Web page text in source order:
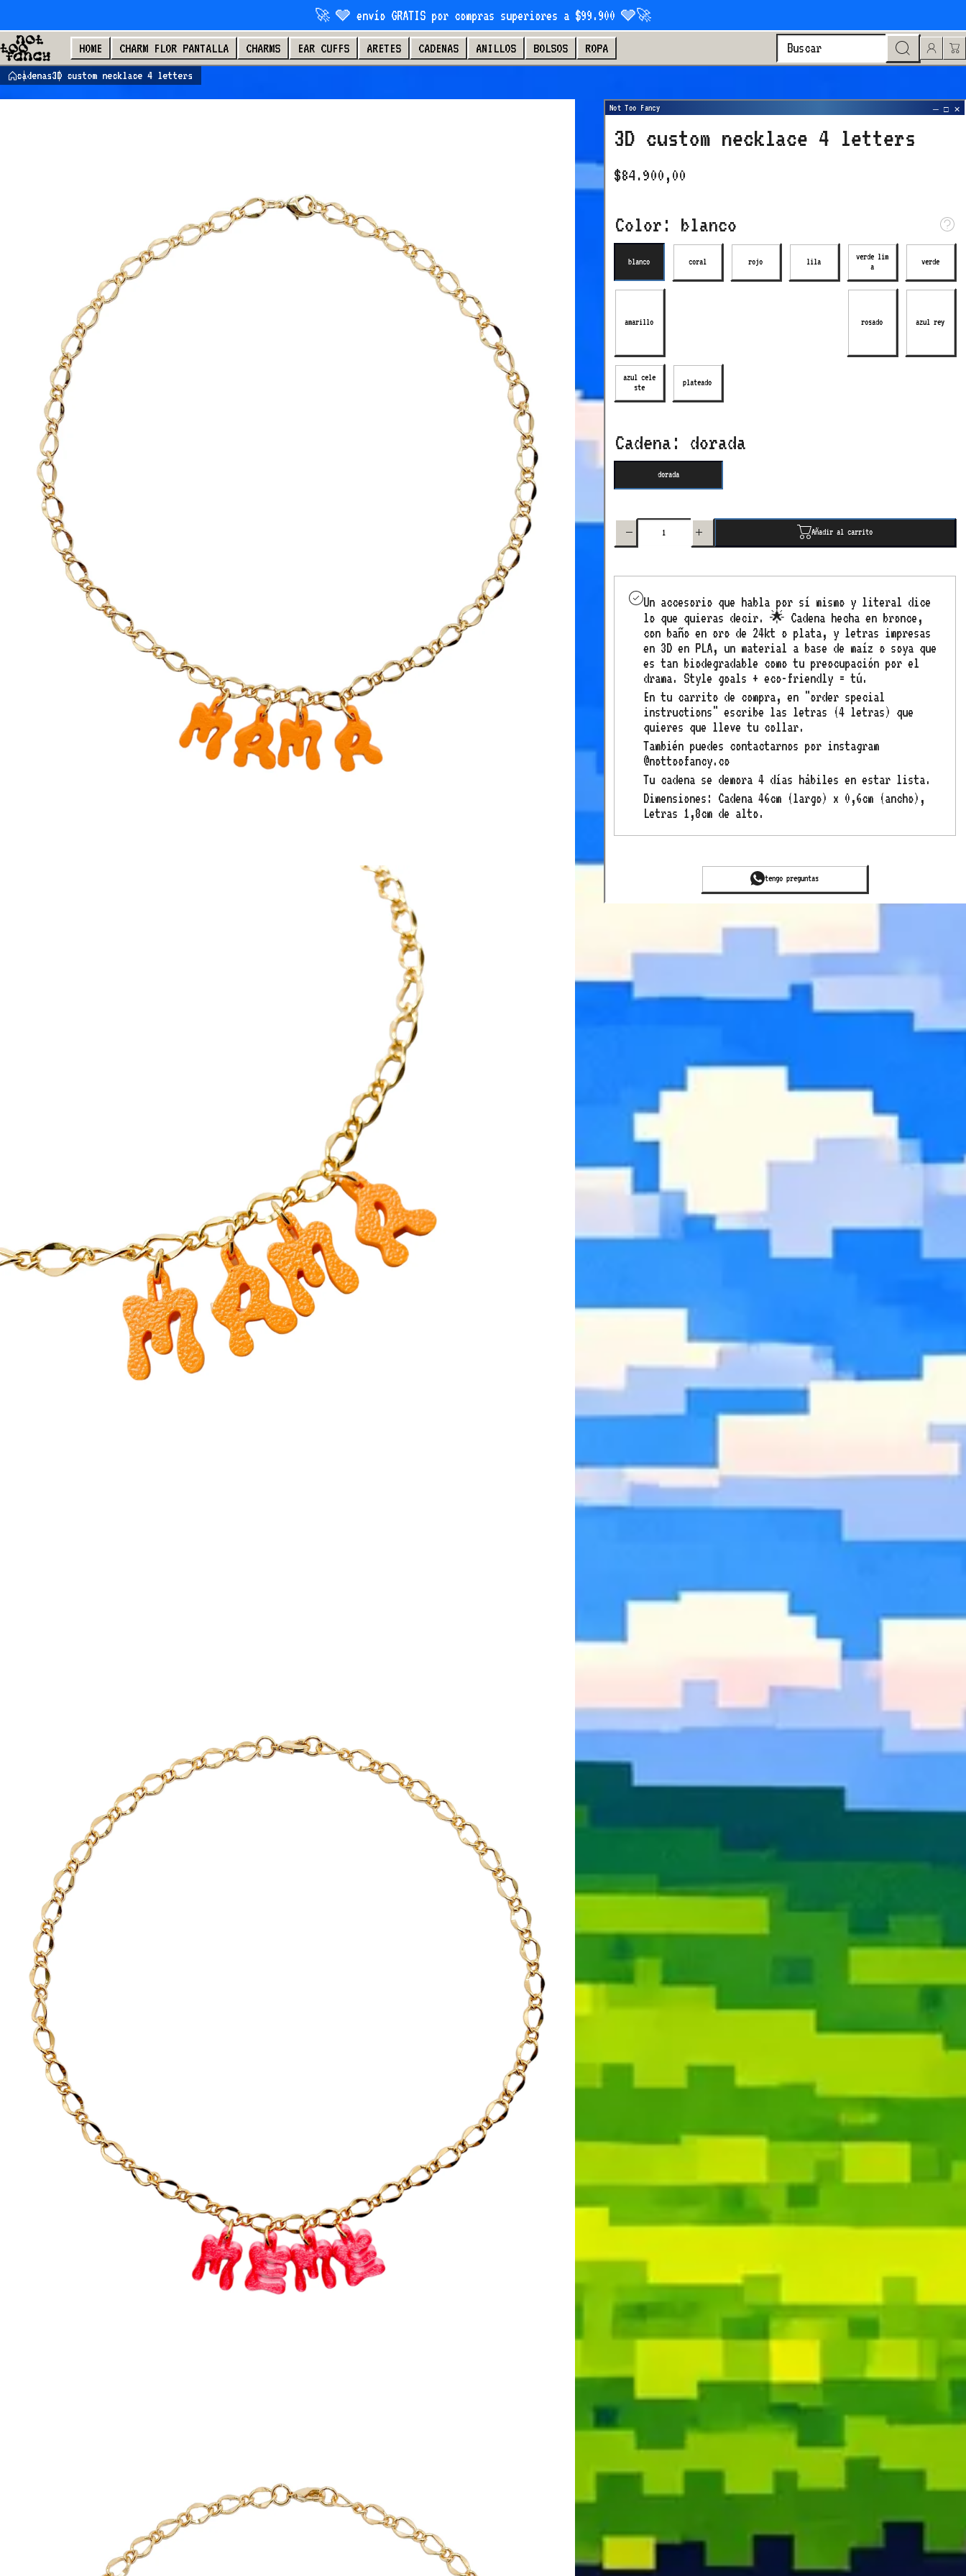
🚀 🩶 envío GRATIS por compras superiores a $99.900 🩶🚀
HOME CHARM FLOR PANTALLA CHARMS EAR CUFFS ARETES CADENAS ANILLOS BOLSOS ROPA Buscar
cadenas3D custom necklace 4 letters
3D custom necklace 4 letters
$84.900,00
Color: blanco
blanco coral rojo lila
verde lim
a
verde lim
verde
verde
amarillo
amarillo
rosado azul rey
azul cele
ste
plateado
Cadena: dorada
dorada
cantidad
necklace
para 3D
custom
Añadir al carrito
Un accesorio que habla por sí mismo y literal dice
lo que quieras decir. 🌟 Cadena hecha en bronce,
con baño en oro de 24kt o plata, y letras impresas
en 3D en PLA, un material a base de maíz o soya que
es tan biodegradable como tu preocupación por el
drama. Style goals + eco-friendly = tú.
En tu carrito de compra, en "order special
instructions" escribe las letras (4 letras) que
quieres que lleve tu collar.
También puedes contactarnos por instagram
@nottoofancy.co
Tu cadena se demora 4 días hábiles en estar lista.
Dimensiones: Cadena 46cm (largo) x 0,6cm (ancho),
Letras 1,8cm de alto.
tengo preguntas